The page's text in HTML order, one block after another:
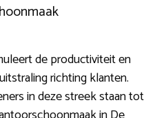
de productiviteit en
richting klanten.
in deze streek staan tot